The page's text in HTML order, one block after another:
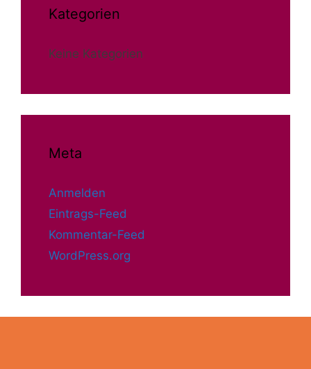
Kategorien
Keine Kategorien
Meta
Anmelden
Eintrags-Feed
Kommentar-Feed
WordPress.org